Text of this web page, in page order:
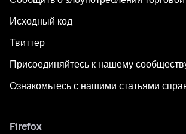
Исходный код
Твиттер
Присоединяйтесь к нашему
Ознакомьтесь с нашими статьями
Firefox